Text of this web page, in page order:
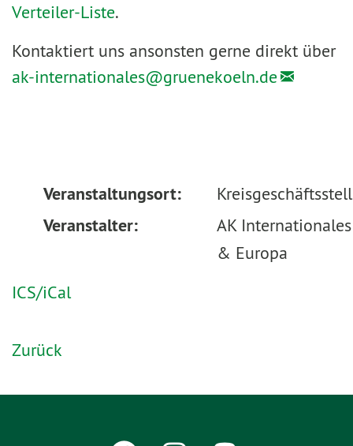
Verteiler-Liste.
Kontaktiert uns ansonsten gerne direkt über
ak-internationales@gruenekoeln.de
Veranstaltungsort:
Veranstalter:
AK Internationales
& Europa
ICS/iCal
Zurück